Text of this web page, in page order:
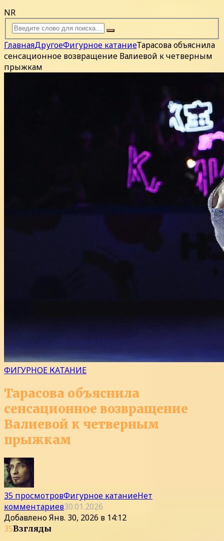
NR
ГлавнаяДругоеФигурное катаниеТарасова объяснила
сенсационное возвращение Валиевой к четверным
прыжкам
ФИГУРНОЕ КАТАНИЕ
Тарасова объяснила
сенсационное возвращение
Валиевой к четверным
прыжкам
35 просмотровФигурное катаниеНет
комментариев30.01.2026
ДобавленоЯнв. 30, 2026 в 14:12
35Взгляды